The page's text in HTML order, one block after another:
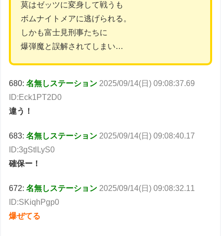
莫はゼッツに変身して戦うも
ボムナイトメアに逃げられる。
しかも富士見刑事たちに
爆弾魔と誤解されてしまい…
680:名無しステーション 2025/09/14(日) 09:08:37.69
ID:Eck1PT2D0
違う！
683:名無しステーション 2025/09/14(日) 09:08:40.17
ID:3gStlLyS0
確保ー！
672:名無しステーション 2025/09/14(日) 09:08:32.11
ID:SKiqhPgp0
爆ぜてる